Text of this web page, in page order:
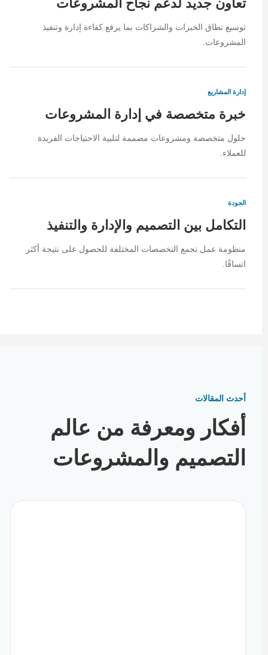
تعاون جديد لدعم نجاح المشروعات
توسيع نطاق الخبرات والشراكات بما يرفع كفاءة إدارة وتنفيذ
المشروعات.
إدارة المشاريع
خبرة متخصصة في إدارة المشروعات
حلول متخصصة ومشروعات مصممة لتلبية الاحتياجات الفريدة
للعملاء.
الجودة
التكامل بين التصميم والإدارة والتنفيذ
منظومة عمل تجمع التخصصات المختلفة للحصول على نتيجة أكثر
اتساقًا.
أحدث المقالات
أفكار ومعرفة من عالم
التصميم والمشروعات